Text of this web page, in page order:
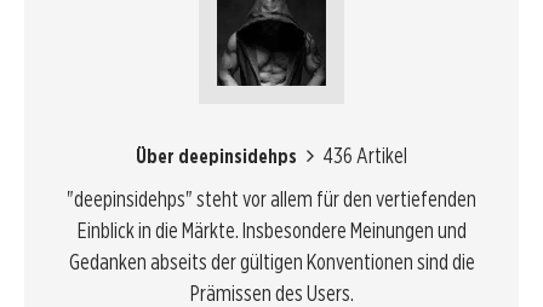
Über deepinsidehps
436 Artikel
"deepinsidehps" steht vor allem für den vertiefenden
Einblick in die Märkte. Insbesondere Meinungen und
Gedanken abseits der gültigen Konventionen sind die
Prämissen des Users.